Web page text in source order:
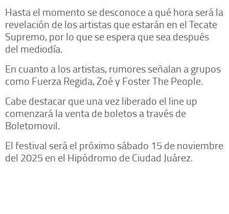
Hasta el momento se desconoce a qué hora será la
revelación de los artistas que estarán en el Tecate
Supremo, por lo que se espera que sea después
del mediodía.
En cuanto a los artistas, rumores señalan a grupos
como Fuerza Regida, Zoé y Foster The People.
Cabe destacar que una vez liberado el line up
comenzará la venta de boletos a través de
Boletomovil.
El festival será el próximo sábado 15 de noviembre
del 2025 en el Hipódromo de Ciudad Juárez.